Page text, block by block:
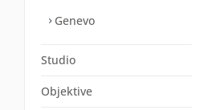
Genevo
Studio
Objektive